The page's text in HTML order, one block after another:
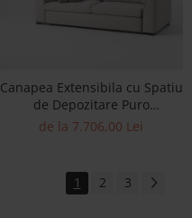
Canapea Extensibila cu Spatiu
de Depozitare Puro
Personalizabila 205-240cm Stil
de la 7.706,00 Lei
1 2 3